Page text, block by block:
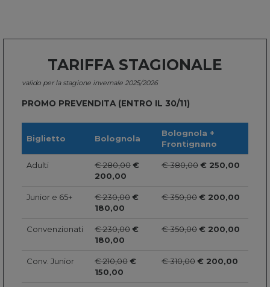
TARIFFA STAGIONALE
valido per la stagione invernale 2025/2026
PROMO PREVENDITA (ENTRO IL 30/11)
Biglietto Bolognola
Bolognola +
Frontignano
Adulti € 280,00€
200,00
€ 380,00€ 250,00
Junior e 65+ € 230,00€
180,00
€ 350,00€ 200,00
Convenzionati € 230,00€
180,00
€ 350,00€ 200,00
Conv. Junior € 210,00€
150,00
€ 310,00€ 200,00